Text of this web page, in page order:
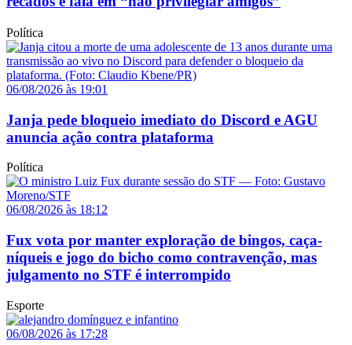
Política
06/08/2026 às 19:01
Janja pede bloqueio imediato do Discord e AGU
anuncia ação contra plataforma
Política
06/08/2026 às 18:12
Fux vota por manter exploração de bingos, caça-
níqueis e jogo do bicho como contravenção, mas
julgamento no STF é interrompido
Esporte
06/08/2026 às 17:28